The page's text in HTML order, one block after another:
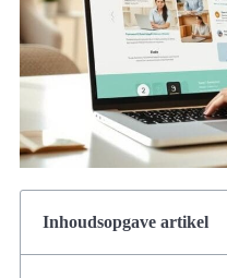
Inhoudsopgave artikel